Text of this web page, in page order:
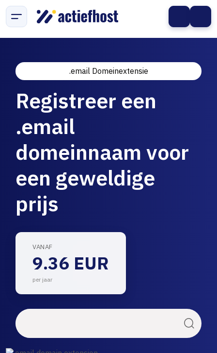
.email Domeinextensie
Registreer een
.email
domeinnaam voor
een geweldige
prijs
VANAF
9.36 EUR
per jaar